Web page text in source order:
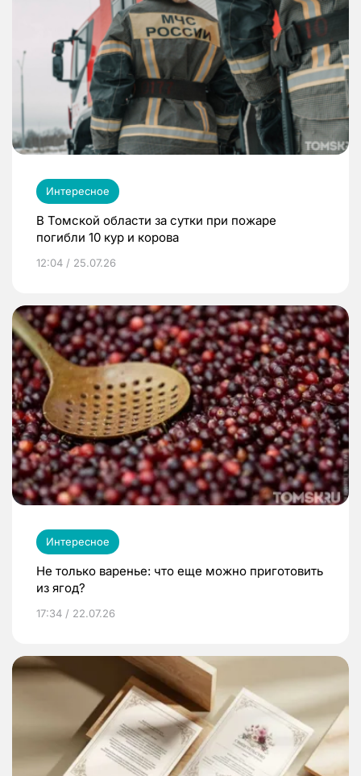
Интересное
В Томской области за сутки при пожаре
погибли 10 кур и корова
12:04 / 25.07.26
Интересное
Не только варенье: что еще можно приготовить
из ягод?
17:34 / 22.07.26